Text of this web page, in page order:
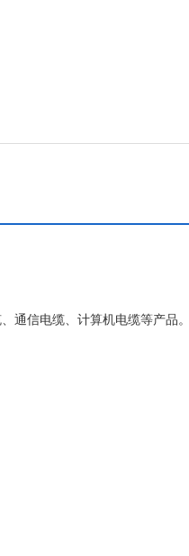
信电缆、计算机电缆等产品